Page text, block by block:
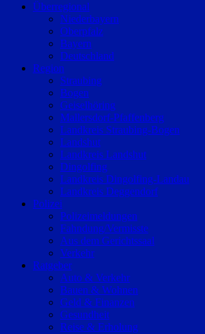
Überregional
Niederbayern
Oberpfalz
Bayern
Deutschland
Region
Straubing
Bogen
Geiselhöring
Mallersdorf-Pfaffenberg
Landkreis Straubing-Bogen
Landshut
Landkreis Landshut
Dingolfing
Landkreis Dingolfing-Landau
Landkreis Deggendorf
Polizei
Polizeimeldungen
Fahndung/Vermisste
Aus dem Gerichtssaal
Verkehr
Ratgeber
Auto & Verkehr
Bauen & Wohnen
Geld & Finanzen
Gesundheit
Reise & Erholung